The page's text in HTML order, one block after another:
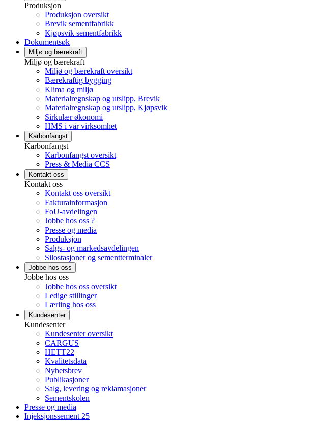
Produksjon
Produksjon oversikt
Brevik sementfabrikk
Kjøpsvik sementfabrikk
Dokumentsøk
Miljø og bærekraft
Miljø og bærekraft
Miljø og bærekraft oversikt
Bærekraftig bygging
Klima og miljø
Materialregnskap og utslipp, Brevik
Materialregnskap og utslipp, Kjøpsvik
Sirkulær økonomi
HMS i vår virksomhet
Karbonfangst
Karbonfangst
Karbonfangst oversikt
Press & Media CCS
Kontakt oss
Kontakt oss
Kontakt oss oversikt
Fakturainformasjon
FoU-avdelingen
Jobbe hos oss ?
Presse og media
Produksjon
Salgs- og markedsavdelingen
Silostasjoner og sementterminaler
Jobbe hos oss
Jobbe hos oss
Jobbe hos oss oversikt
Ledige stillinger
Lærling hos oss
Kundesenter
Kundesenter
Kundesenter oversikt
CARGUS
HETT22
Kvalitetsdata
Nyhetsbrev
Publikasjoner
Salg, levering og reklamasjoner
Sementskolen
Presse og media
Injeksjonssement 25